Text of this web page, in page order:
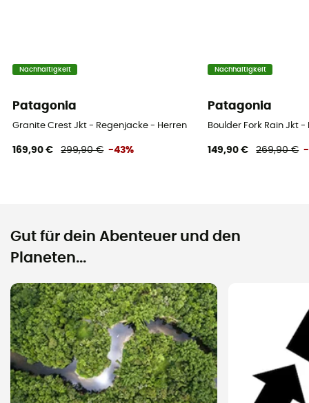
Nachhaltigkeit
Patagonia
Granite Crest Jkt - Regenjacke - Herren
169,90 € 299,90 € -43%
Nachhaltigkeit
Patagonia
Boulder Fork Rain Jkt
149,90 € 269,90 € -
Gut für dein Abenteuer und den
Planeten...